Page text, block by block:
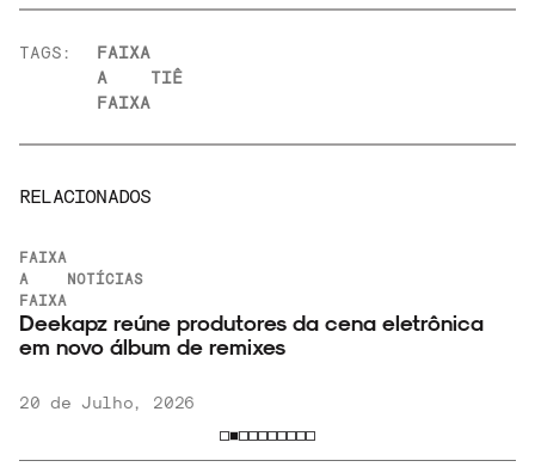
TAGS:
FAIXA
A
FAIXA
TIÊ
RELACIONADOS
FAIXA
A
FAIXA
NOTÍCIAS
Deekapz reúne produtores da cena eletrônica
em novo álbum de remixes
20 de Julho, 2026